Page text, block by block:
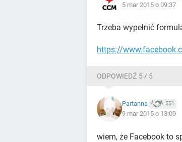
5 mar 2015 o 09:37
Trzeba wypełnić
https://
ODPOWIEDŹ 5 / 5
Partanna 551
9 mar 2015 o 13:09
wiem, że Facebook to